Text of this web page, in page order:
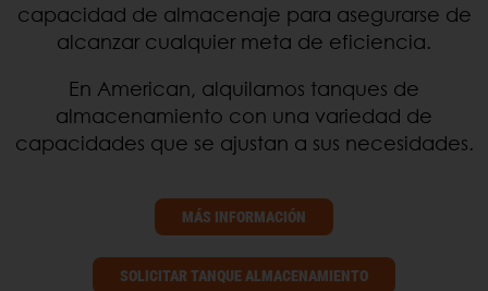
capacidad de almacenaje para asegurarse de
alcanzar cualquier meta de eficiencia.
En American, alquilamos tanques de
almacenamiento con una variedad de
capacidades que se ajustan a sus necesidades.
MÁS INFORMACIÓN
SOLICITAR TANQUE ALMACENAMIENTO